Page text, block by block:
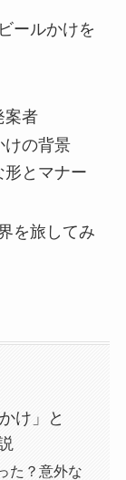
ールかけを
案者
けの背景
形とマナー
を旅してみ
け」と
た？意外な